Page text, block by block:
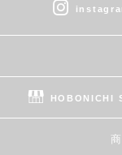
HOBONICHI